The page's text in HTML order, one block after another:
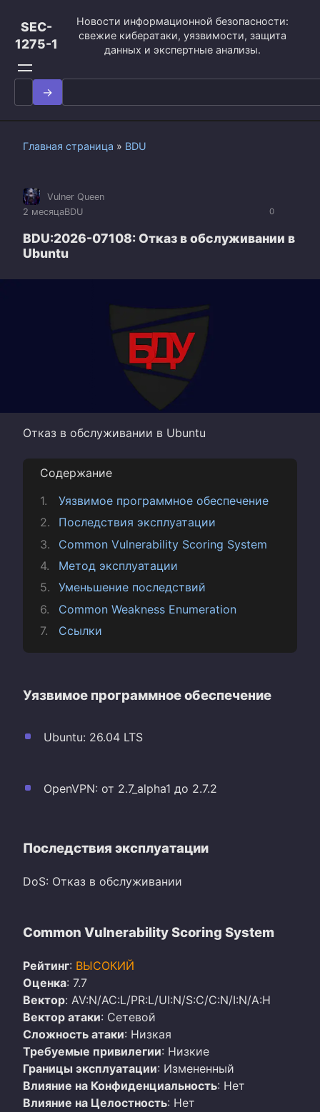
контенту
SEC-
1275-1
Новости информационной безопасности:
свежие кибератаки, уязвимости, защита
данных и экспертные анализы.
Search
for:
Главная страница » BDU
0
Vulner Queen
2 месяцаBDU
BDU:2026-07108: Отказ в обслуживании в
Ubuntu
Отказ в обслуживании в Ubuntu
Содержание
Уязвимое программное обеспечение
Последствия эксплуатации
Common Vulnerability Scoring System
Метод эксплуатации
Уменьшение последствий
Common Weakness Enumeration
Ссылки
Уязвимое программное обеспечение
Ubuntu: 26.04 LTS
OpenVPN: от 2.7_alpha1 до 2.7.2
Последствия эксплуатации
DoS: Отказ в обслуживании
Common Vulnerability Scoring System
Рейтинг: ВЫСОКИЙ
Оценка: 7.7
Вектор: AV:N/AC:L/PR:L/UI:N/S:C/C:N/I:N/A:H
Вектор атаки: Сетевой
Сложность атаки: Низкая
Требуемые привилегии: Низкие
Границы эксплуатации: Измененный
Влияние на Конфиденциальность: Нет
Влияние на Целостность: Нет